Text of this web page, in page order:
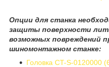
Опции для станка
защиты поверхности
возможных повреждений
шиномонтажном станке:
Головка CT-S-0120000